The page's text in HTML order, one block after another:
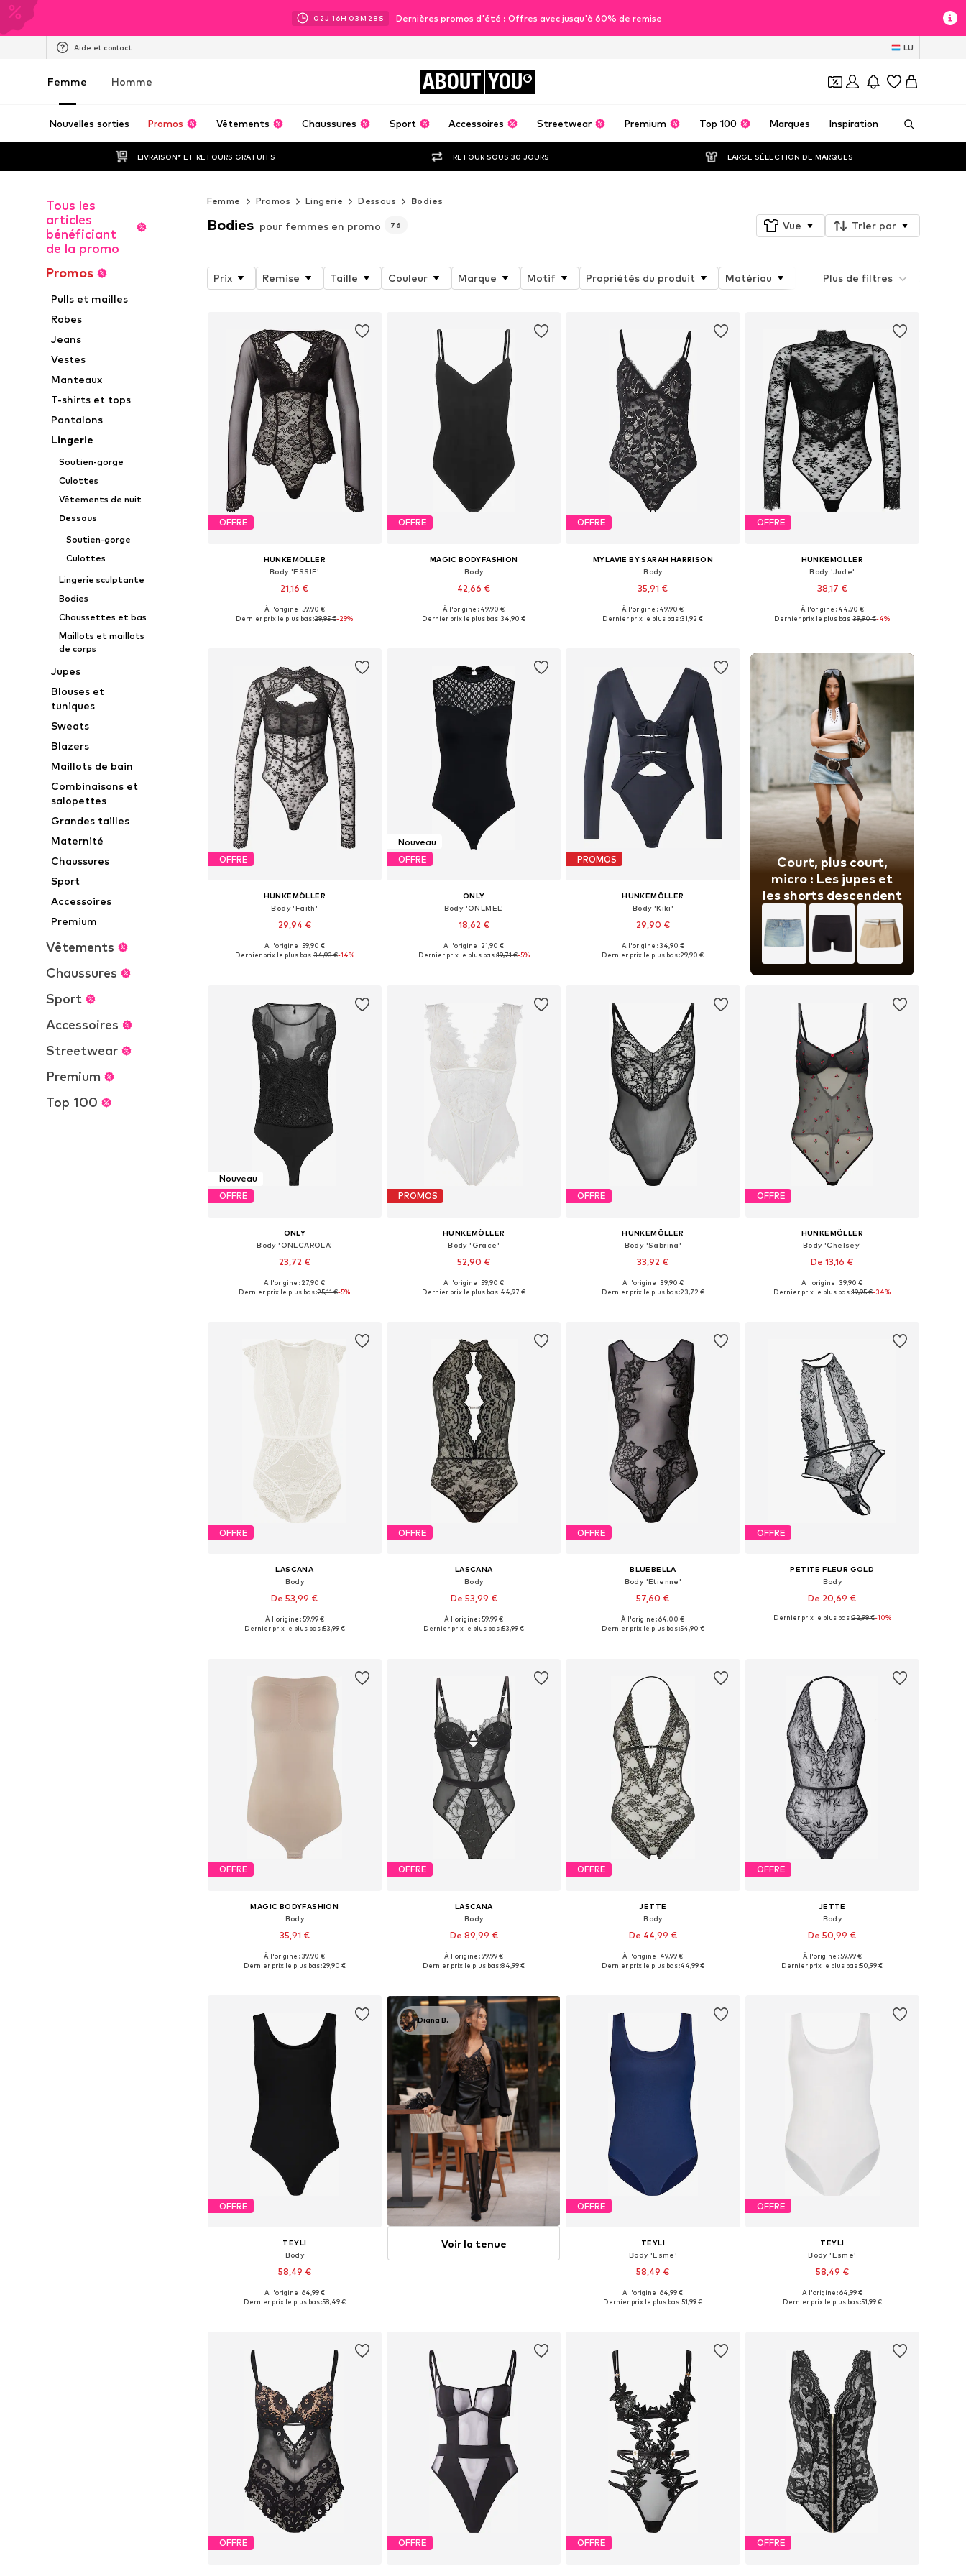
02J 16H 03M 26 S Dernières promos d'été : Offres avec jusqu'à 60% de remise
Aide et contact LU
Femme Homme ABOUT YOU
Nouvelles sorties Promos Vêtements Chaussures Sport Accessoires Streetwear Premium Top 100 Marques Inspiration
LIVRAISON* ET RETOURS GRATUITS RETOUR SOUS 30 JOURS LARGE SÉLECTION DE MARQUES
Tous les
articles
bénéficiant
de la promo
Promos
Pulls et mailles
Robes
Jeans
Vestes
Manteaux
T-shirts et tops
Pantalons
Lingerie
Soutien-gorge
Culottes
Vêtements de nuit
Dessous
Soutien-gorge
Culottes
Lingerie sculptante
Bodies
Chaussettes et bas
Maillots et maillots
de corps
Jupes
Blouses et
tuniques
Sweats
Blazers
Maillots de bain
Combinaisons et
salopettes
Grandes tailles
Maternité
Chaussures
Sport
Accessoires
Premium
Vêtements
Chaussures
Sport
Accessoires
Streetwear
Premium
Top 100
Femme Promos Lingerie Dessous Bodies
Bodies pour femmes en promo 76 Vue Trier par
Prix Remise Taille Couleur Marque Motif Propriétés du produit Matériau Tailles spéciales
Plus de filtres
OFFRE
HUNKEMÖLLER
Body 'ESSIE'
21,16 €
Tailles disponibles: XS, S, M, L
À l'origine : 59,90 €
Dernier prix le plus bas :29,95 €-29%
OFFRE
MAGIC BODYFASHION
Body
42,66 €
Tailles disponibles: S, M, L, XL
À l'origine : 49,90 €
Dernier prix le plus bas :34,90 €
OFFRE
MYLAVIE BY SARAH HARRISON
Body
35,91 €
Tailles disponibles: XS, S, M, L, XL, XXL
À l'origine : 49,90 €
Dernier prix le plus bas :31,92 €
OFFRE
HUNKEMÖLLER
Body 'Jude'
38,17 €
Tailles disponibles: XS, S, M, L, XL
À l'origine : 44,90 €
Dernier prix le plus bas :39,90 €-4%
OFFRE
HUNKEMÖLLER
Body 'Faith'
29,94 €
Tailles disponibles: XS, S, M, L, XL
À l'origine : 59,90 €
Dernier prix le plus bas :34,93 €-14%
Nouveau
OFFRE
ONLY
Body 'ONLMEL'
18,62 €
Tailles disponibles: XS, S, M, L, XL
À l'origine : 21,90 €
Dernier prix le plus bas :19,71 €-5%
PROMOS
HUNKEMÖLLER
Body 'Kiki'
29,90 €
Tailles disponibles: XS, S, M, L, XL
À l'origine : 34,90 €
Dernier prix le plus bas :29,90 €
Court, plus court,
micro : Les jupes et
les shorts descendent
Nouveau
OFFRE
ONLY
Body 'ONLCAROLA'
23,72 €
Tailles disponibles: XS, S, M, L, XL
À l'origine : 27,90 €
Dernier prix le plus bas :25,11 €-5%
PROMOS
HUNKEMÖLLER
Body 'Grace'
52,90 €
Tailles disponibles: XS, S, L
À l'origine : 59,90 €
Dernier prix le plus bas :44,97 €
OFFRE
HUNKEMÖLLER
Body 'Sabrina'
33,92 €
Tailles disponibles: XS, S, M, L
À l'origine : 39,90 €
Dernier prix le plus bas :23,72 €
OFFRE
HUNKEMÖLLER
Body 'Chelsey'
De 13,16 €
Disponible en plusieurs tailles
À l'origine : 39,90 €
Dernier prix le plus bas :19,95 €-34%
OFFRE
LASCANA
Body
De 53,99 €
Disponible en plusieurs tailles
À l'origine : 59,99 €
Dernier prix le plus bas :53,99 €
OFFRE
LASCANA
Body
De 53,99 €
Tailles disponibles: XXS, XS, S, M, L, XL
À l'origine : 59,99 €
Dernier prix le plus bas :53,99 €
OFFRE
BLUEBELLA
Body 'Etienne'
57,60 €
Tailles disponibles: S, M, L, XL, XXL, XXXL
À l'origine : 64,00 €
Dernier prix le plus bas :54,90 €
OFFRE
PETITE FLEUR GOLD
Body
De 20,69 €
Disponible en plusieurs tailles
Dernier prix le plus bas :22,99 €-10%
OFFRE
MAGIC BODYFASHION
Body
35,91 €
Tailles disponibles: S, M, L, XL
À l'origine : 39,90 €
Dernier prix le plus bas :29,90 €
OFFRE
LASCANA
Body
De 89,99 €
Disponible en plusieurs tailles
À l'origine : 99,99 €
Dernier prix le plus bas :84,99 €
OFFRE
JETTE
Body
De 44,99 €
Tailles disponibles: XXS, XS, S, M, L
À l'origine : 49,99 €
Dernier prix le plus bas :44,99 €
OFFRE
JETTE
Body
De 50,99 €
Tailles disponibles: XS, XS-S, M, L
À l'origine : 59,99 €
Dernier prix le plus bas :50,99 €
OFFRE
TEYLI
Body
58,49 €
Tailles disponibles: XS, S, M, L, XL, XXL
À l'origine : 64,99 €
Dernier prix le plus bas :58,49 €
Diana B.
Voir la tenue
OFFRE
TEYLI
Body 'Esme'
58,49 €
Tailles disponibles: S, M, L, XL
À l'origine : 64,99 €
Dernier prix le plus bas :51,99 €
OFFRE
TEYLI
Body 'Esme'
58,49 €
Tailles disponibles: S, M, L, XL
À l'origine : 64,99 €
Dernier prix le plus bas :51,99 €
OFFRE OFFRE OFFRE OFFRE